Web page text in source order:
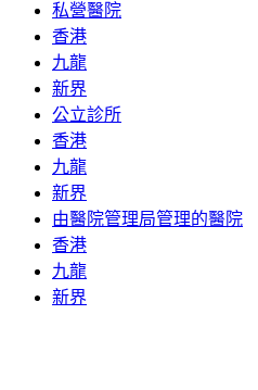
私營醫院
香港
九龍
新界
公立診所
香港
九龍
新界
由醫院管理局管理的醫院
香港
九龍
新界